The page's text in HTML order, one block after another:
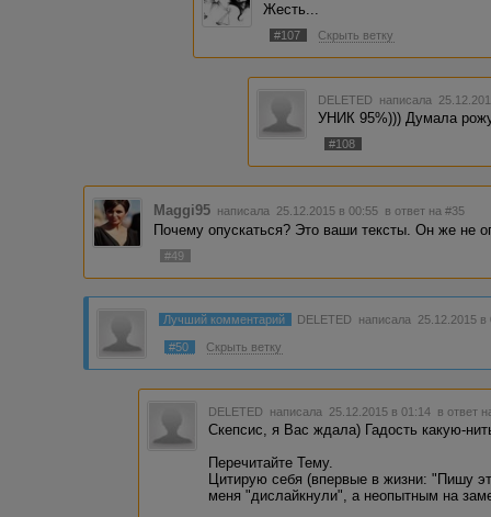
Жесть...
#107 Скрыть ветку
DELETED написала
УНИК 95%))) Думала
#108
Maggi95 написала 25.12.2015 в 00:55 в ответ на #35
Почему опускаться? Это ваши тексты. Он же не
#49
Лучший комментарий DELETED написала 25.12.2015
#50 Скрыть ветку
DELETED написала 25.12.2015 в 01:14 в ответ
Скепсис, я Вас ждала) Гадость какую-
Перечитайте Тему.
Цитирую себя (впервые в жизни: "Пишу
меня "дислайкнули", а неопытным на